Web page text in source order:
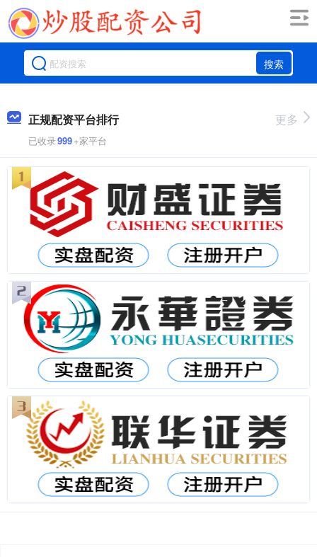
搜索
正规配资平台排行
已收录999+家平台
更多